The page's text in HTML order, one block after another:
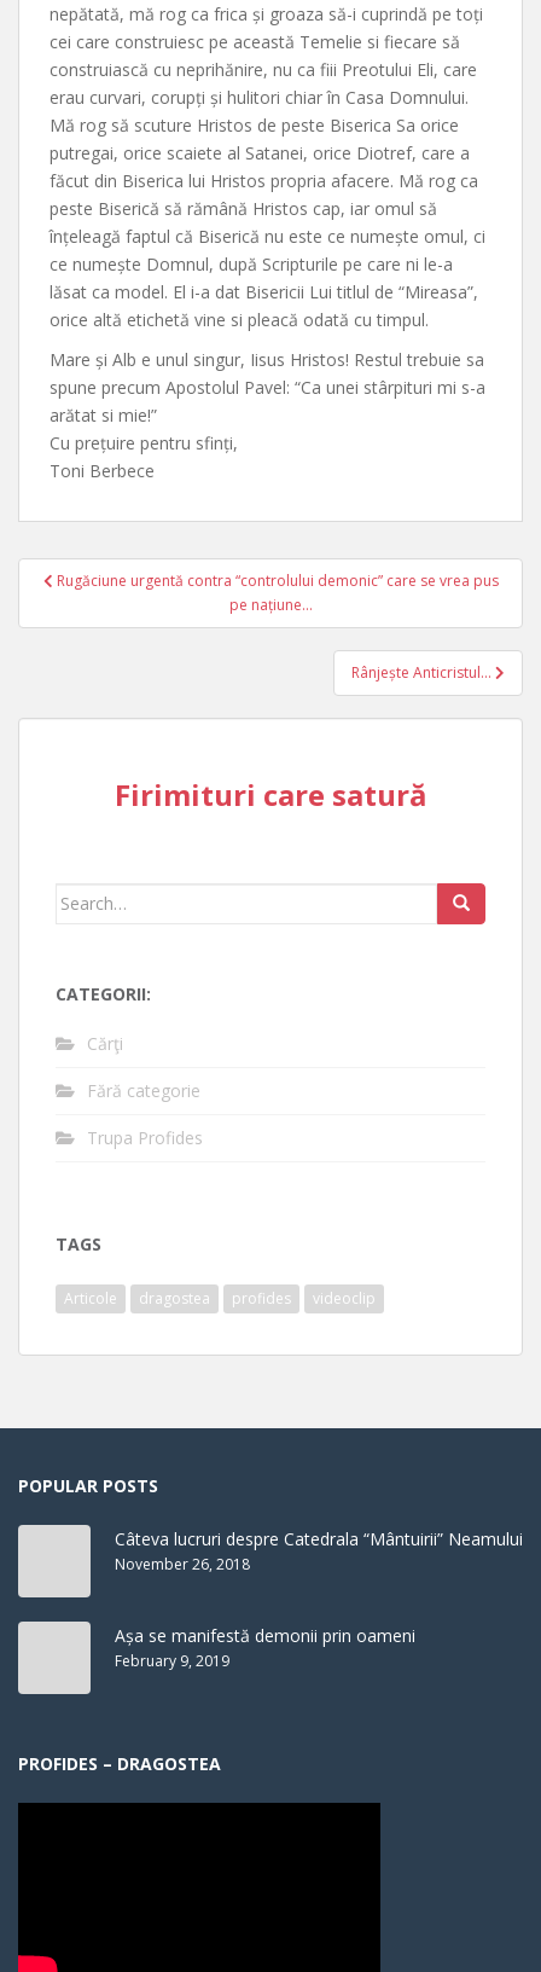
nepătată, mă rog ca frica și groaza să-i cuprindă pe toți
cei care construiesc pe această Temelie si fiecare să
construiască cu neprihănire, nu ca fiii Preotului Eli, care
erau curvari, corupți și hulitori chiar în Casa Domnului.
Mă rog să scuture Hristos de peste Biserica Sa orice
putregai, orice scaiete al Satanei, orice Diotref, care a
făcut din Biserica lui Hristos propria afacere. Mă rog ca
peste Biserică să rămână Hristos cap, iar omul să
înțeleagă faptul că Biserică nu este ce numește omul, ci
ce numește Domnul, după Scripturile pe care ni le-a
lăsat ca model. El i-a dat Bisericii Lui titlul de “Mireasa”,
orice altă etichetă vine si pleacă odată cu timpul.
Mare și Alb e unul singur, Iisus Hristos! Restul trebuie sa
spune precum Apostolul Pavel: “Ca unei stârpituri mi s-a
arătat si mie!”
Cu prețuire pentru sfinți,
Toni Berbece
Post
navigation
Rugăciune urgentă contra “controlului demonic” care se vrea pus
pe națiune…
Rânjește Anticristul…
Firimituri care satură
Search
CATEGORII:
Cărţi
Fără categorie
Trupa Profides
TAGS
Articole dragostea profides videoclip
POPULAR POSTS
Câteva lucruri despre Catedrala “Mântuirii” Neamului
November 26, 2018
Așa se manifestă demonii prin oameni
February 9, 2019
PROFIDES – DRAGOSTEA